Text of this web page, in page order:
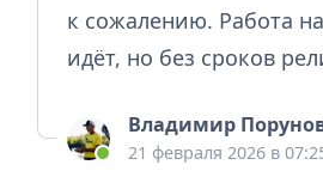
к сожалению. Работа
идёт, но без сроков
Владимир
21 февраля 2026 в